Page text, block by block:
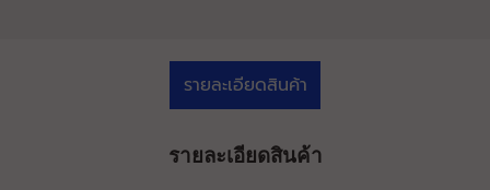
รายละเอียดสินค้า
รายละเอียดสินค้า